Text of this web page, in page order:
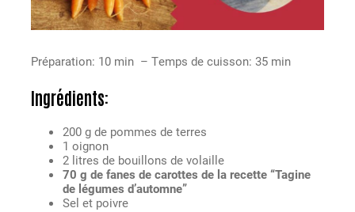
Préparation: 10 min – Temps de cuisson: 35 min
Ingrédients:
200 g de pommes de terres
1 oignon
2 litres de bouillons de volaille
70 g de fanes de carottes de la recette “Tagine
de légumes d’automne”
Sel et poivre